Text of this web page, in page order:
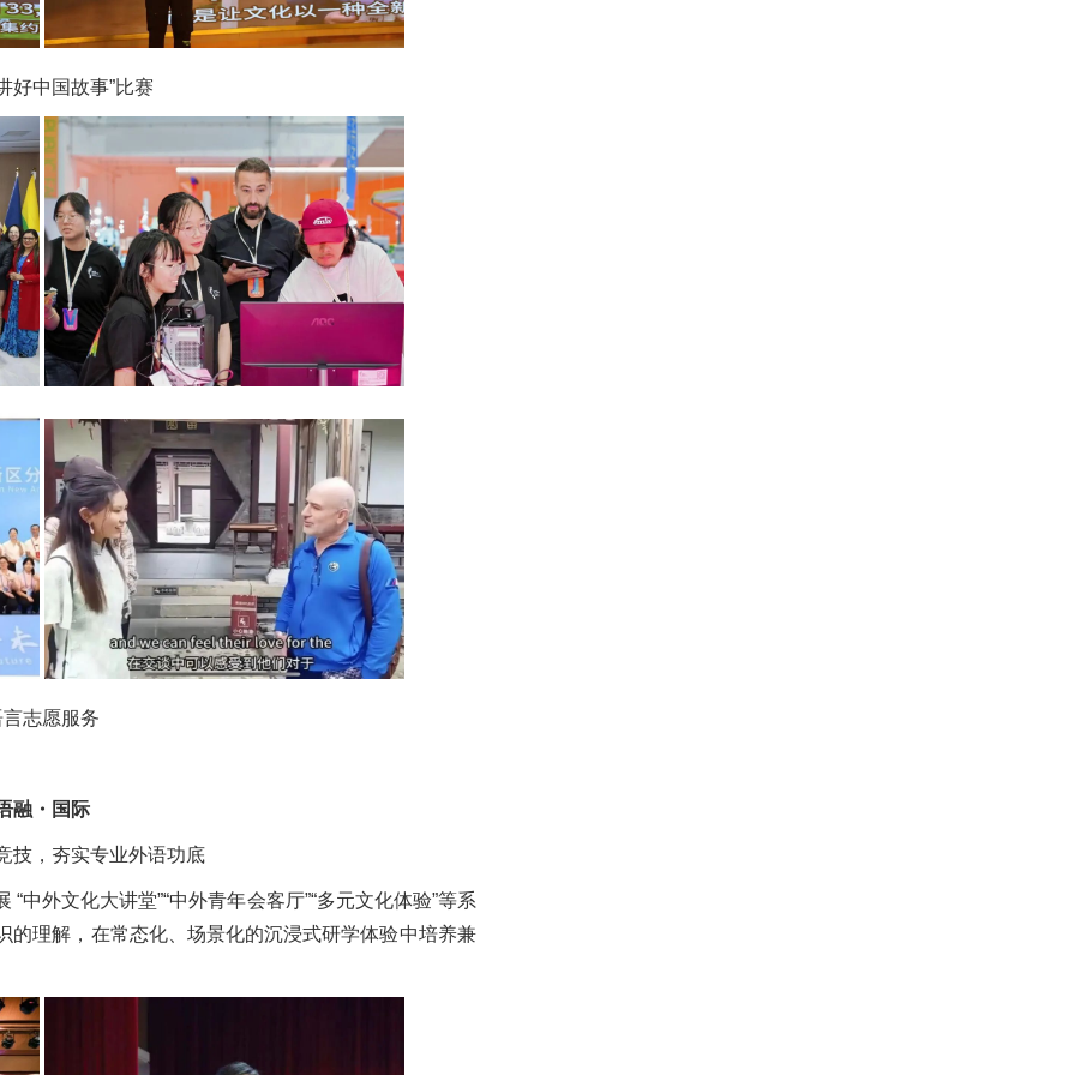
好中国故事”比赛
言志愿服务
融・国际
技，夯实专业外语功底
中外文化大讲堂”“中外青年会客厅”“多元文化体验”等系
的理解，在常态化、场景化的沉浸式研学体验中培养兼